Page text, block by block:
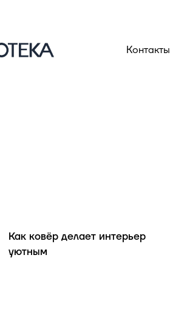
Контакты
Обзоры товаров
Как ковёр делает интерьер
уютным